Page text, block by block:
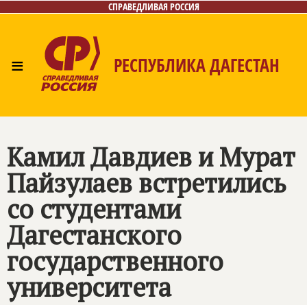
СПРАВЕДЛИВАЯ РОССИЯ
≡ РЕСПУБЛИКА ДАГЕСТАН
Камил Давдиев и Мурат
Пайзулаев встретились
со студентами
Дагестанского
государственного
университета